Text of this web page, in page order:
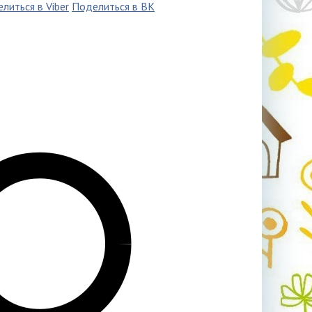
в Viber Поделиться в ВК